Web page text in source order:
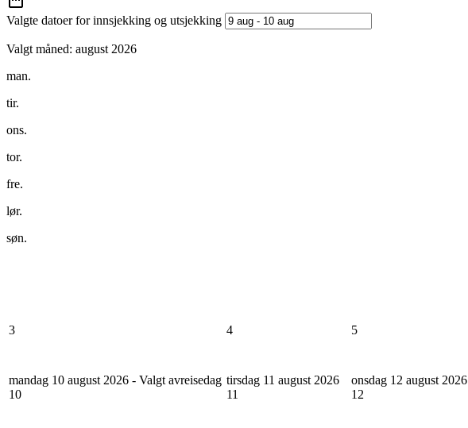
Valgte datoer for innsjekking og utsjekking
Valgt måned: august 2026
man.
tir.
ons.
tor.
fre.
lør.
søn.
3 4 5
mandag 10 august 2026 - Valgt avreisedag
10
tirsdag 11 august 2026
11
onsdag 12 august 2026
12